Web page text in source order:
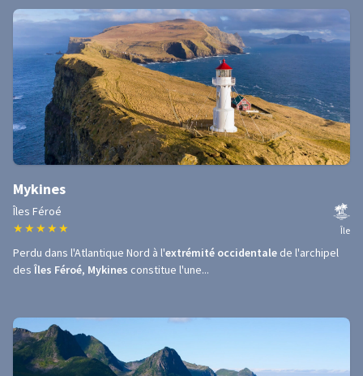
Mykines
Îles Féroé
★ ★ ★ ★ ★ Île
Perdu dans l'Atlantique Nord à l'extrémité occidentale de l'archipel
des Îles Féroé, Mykines constitue l'une...